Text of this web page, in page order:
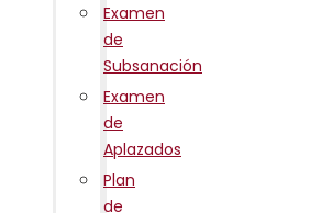
Examen
de
Subsanación
Examen
de
Aplazados
Plan
de